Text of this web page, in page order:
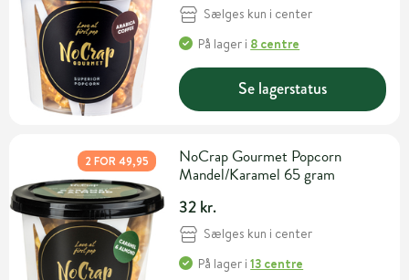
Sælges kun i center
På lager i 8 centre
Se lagerstatus
2 FOR 49,95
NoCrap Gourmet Popcorn
Mandel/Karamel 65 gram
32 kr.
Sælges kun i center
På lager i13 centre